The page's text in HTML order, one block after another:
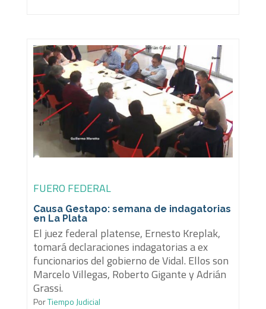
FUERO FEDERAL
Causa Gestapo: semana de indagatorias
en La Plata
El juez federal platense, Ernesto Kreplak,
tomará declaraciones indagatorias a ex
funcionarios del gobierno de Vidal. Ellos son
Marcelo Villegas, Roberto Gigante y Adrián
Grassi.
PorTiempo Judicial